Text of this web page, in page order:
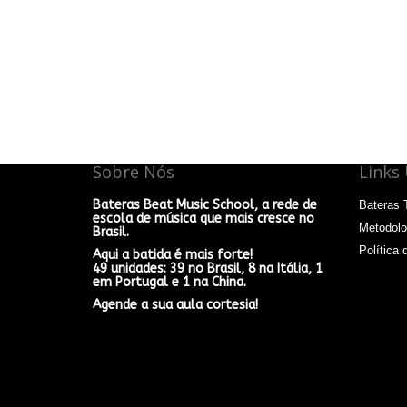
Sobre Nós
Bateras Beat Music School, a rede de
escola de música que mais cresce no
Brasil.
Aqui a batida é mais forte!
49 unidades: 39 no Brasil, 8 na Itália, 1
em Portugal e 1 na China.
Agende a sua aula cortesia!
Links
Bateras
Política